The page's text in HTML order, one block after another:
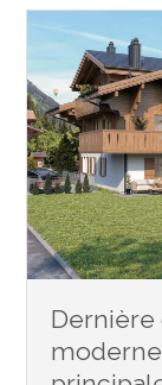
Dernière